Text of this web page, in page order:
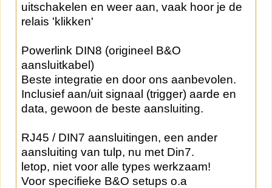
uitschakelen en weer aan, vaak hoor je de
relais 'klikken'
Powerlink DIN8 (origineel B&O
aansluitkabel)
Beste integratie en door ons aanbevolen.
Inclusief aan/uit signaal (trigger) aarde en
data, gewoon de beste aansluiting.
RJ45 / DIN7 aansluitingen, een ander
aansluiting van tulp, nu met Din7.
letop, niet voor alle types werkzaam!
Voor specifieke B&O setups o.a